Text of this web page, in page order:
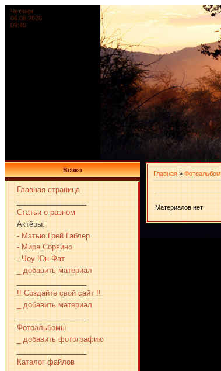
Четверг
06.08.2026
09:40
Всяко
Главная страница
Статьи о разном
Актёры:
- Мэтью Грей Габлер
- Мира Сорвино
- Чоу Юн-Фат
_ добавить материал
!! Создайте свой сайт !!
_ добавить материал
Фотоальбомы
_ добавить фотографию
Каталог файлов
Главная » Фотоальбом
Материалов нет